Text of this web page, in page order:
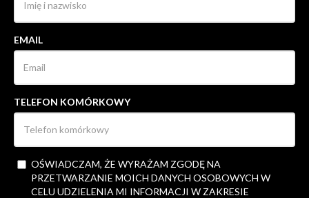
EMAIL
TELEFON KOMÓRKOWY
OŚWIADCZAM, ŻE WYRAŻAM ZGODĘ NA
PRZETWARZANIE MOICH DANYCH OSOBOWYCH W
CELU UDZIELENIA MI INFORMACJI W ZAKRESIE